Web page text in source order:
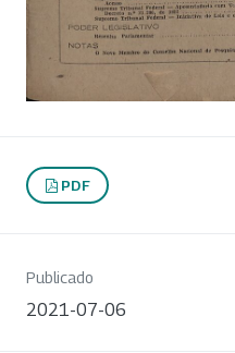
PDF
Publicado
2021-07-06